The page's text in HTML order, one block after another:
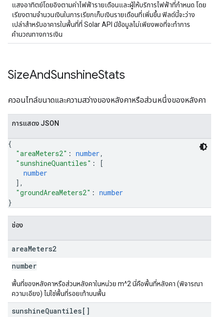
แสงอาทิตย์โดยอิงตามค่าไฟฟ้ารายเดือนและผู้ให้บริการไฟฟ้าที่กำหนด โดย
เรียงตามจำนวนเงินในการเรียกเก็บเงินรายเดือนที่เพิ่มขึ้น ฟิลด์นี้จะว่าง
เปล่าสำหรับอาคารในพื้นที่ที่ Solar API มีข้อมูลไม่เพียงพอที่จะทำการ
คำนวณทางการเงิน
SizeAndSunshineStats
ควอนไทล์ขนาดและความสว่างของหลังคาหรือส่วนหนึ่งของหลังคา
การแสดง JSON
{
"areaMeters2" : number,
"sunshineQuantiles" :
[
number
] ,
"groundAreaMeters2" : number
}
ช่อง
areaMeters2
number
พื้นที่ของหลังคาหรือส่วนหลังคาในหน่วย m^2 นี่คือพื้นที่หลังคา (พิจารณา
ความเอียง) ไม่ใช่พื้นที่รอยเท้าบนพื้น
sunshineQuantiles[]